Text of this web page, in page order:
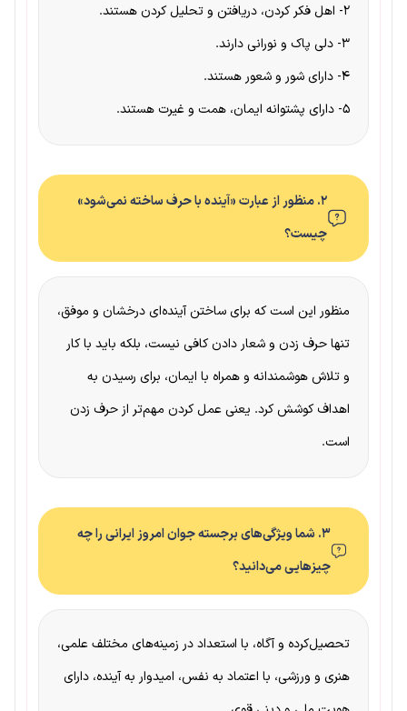
۲- اهل فکر کردن، دریافتن و تحلیل کردن هستند.
۳- دلی پاک و نورانی دارند.
۴- دارای شور و شعور هستند.
۵- دارای پشتوانه ایمان، همت و غیرت هستند.
۲. منظور از عبارت «آینده با حرف ساخته نمی‌شود»
چیست؟
منظور این است که برای ساختن آینده‌ای درخشان و موفق،
تنها حرف زدن و شعار دادن کافی نیست، بلکه باید با کار
و تلاش هوشمندانه و همراه با ایمان، برای رسیدن به
اهداف کوشش کرد. یعنی عمل کردن مهم‌تر از حرف زدن
است.
۳. شما ویژگی‌های برجسته جوان امروز ایرانی را چه
چیزهایی می‌دانید؟
تحصیل‌کرده و آگاه، با استعداد در زمینه‌های مختلف علمی،
هنری و ورزشی، با اعتماد به نفس، امیدوار به آینده، دارای